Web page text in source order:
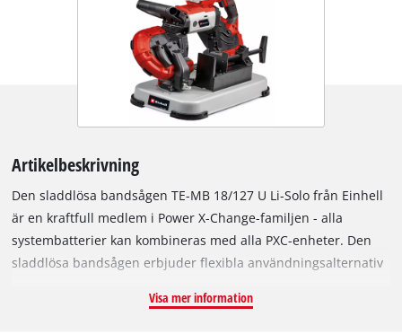
Artikelbeskrivning
Den sladdlösa bandsågen TE-MB 18/127 U Li-Solo från Einhell
är en kraftfull medlem i Power X-Change-familjen - alla
systembatterier kan kombineras med alla PXC-enheter. Den
sladdlösa bandsågen erbjuder flexibla användningsalternativ
säkerhet garanteras tack vare gnistfri kapning av metall under
Visa mer information